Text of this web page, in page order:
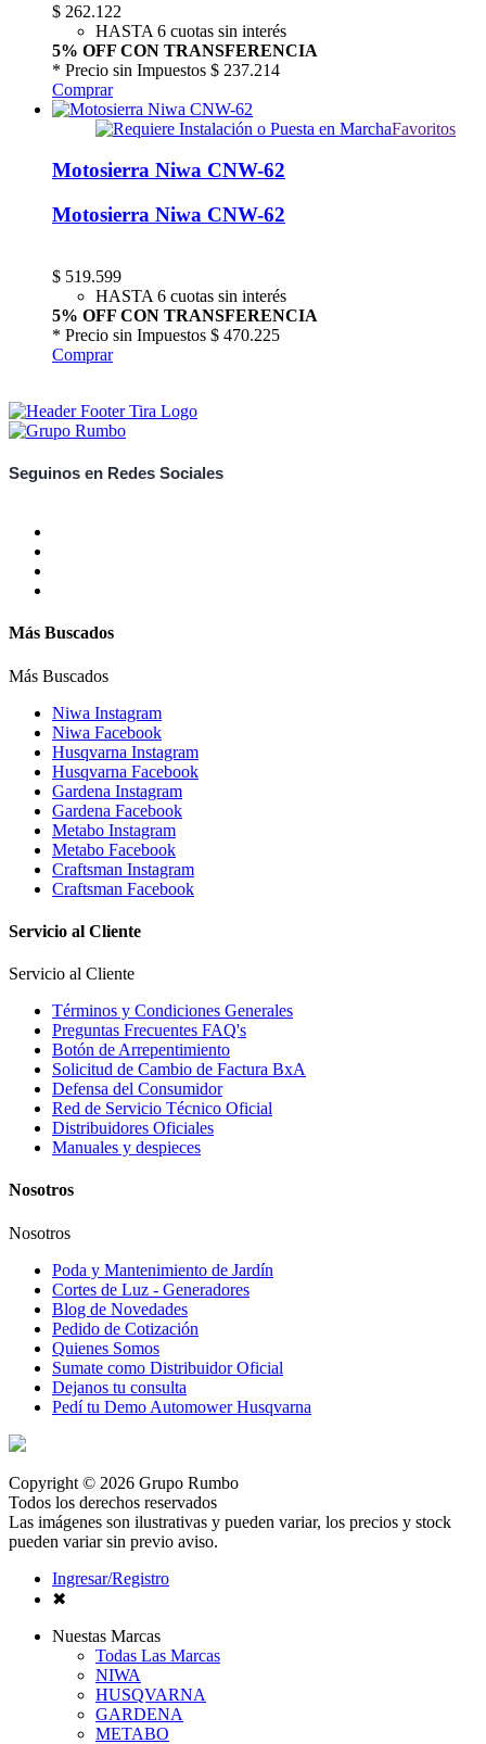
$ 262.122
HASTA 6 cuotas sin interés
5% OFF CON TRANSFERENCIA
* Precio sin Impuestos $ 237.214
Comprar
Favoritos
Motosierra Niwa CNW-62
Motosierra Niwa CNW-62
$ 519.599
HASTA 6 cuotas sin interés
5% OFF CON TRANSFERENCIA
* Precio sin Impuestos $ 470.225
Comprar
Seguinos en Redes Sociales
Más Buscados
Más Buscados
Niwa Instagram
Niwa Facebook
Husqvarna Instagram
Husqvarna Facebook
Gardena Instagram
Gardena Facebook
Metabo Instagram
Metabo Facebook
Craftsman Instagram
Craftsman Facebook
Servicio al Cliente
Servicio al Cliente
Términos y Condiciones Generales
Preguntas Frecuentes FAQ's
Botón de Arrepentimiento
Solicitud de Cambio de Factura BxA
Defensa del Consumidor
Red de Servicio Técnico Oficial
Distribuidores Oficiales
Manuales y despieces
Nosotros
Nosotros
Poda y Mantenimiento de Jardín
Cortes de Luz - Generadores
Blog de Novedades
Pedido de Cotización
Quienes Somos
Sumate como Distribuidor Oficial
Dejanos tu consulta
Pedí tu Demo Automower Husqvarna
Copyright © 2026 Grupo Rumbo
Todos los derechos reservados
Las imágenes son ilustrativas y pueden variar, los precios y stock
pueden variar sin previo aviso.
Ingresar/Registro
✖
Nuestas Marcas
Todas Las Marcas
NIWA
HUSQVARNA
GARDENA
METABO